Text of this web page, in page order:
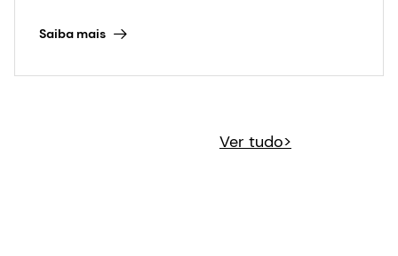
Saiba mais
Ver tudo>